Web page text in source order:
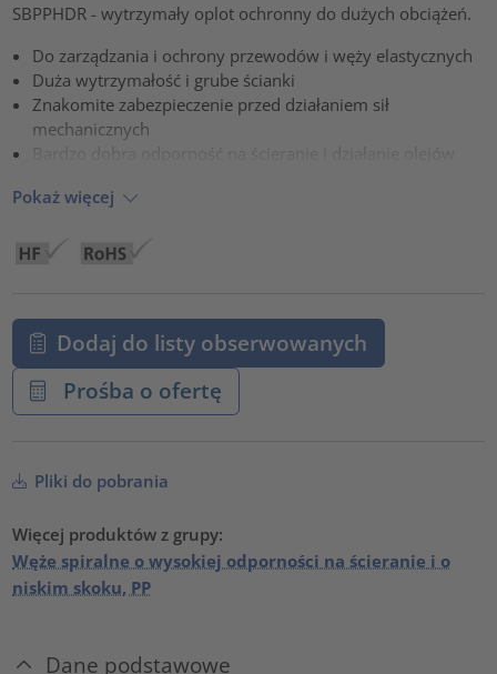
SBPPHDR - wytrzymały oplot ochronny do dużych obciążeń.
Do zarządzania i ochrony przewodów i węży elastycznych
Duża wytrzymałość i grube ścianki
Znakomite zabezpieczenie przed działaniem sił
mechanicznych
Pokaż więcej
Dodaj do listy obserwowanych
Prośba o ofertę
Pliki do pobrania
Więcej produktów z grupy:
Węże spiralne o wysokiej odporności na ścieranie i o
niskim skoku, PP
Dane podstawowe